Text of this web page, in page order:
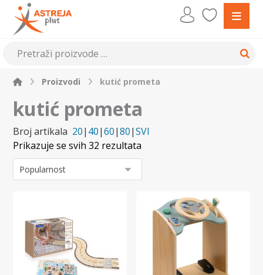
Proizvodi kutić prometa
kutić prometa
Broj artikala 20| 40|60|80|SVI
Prikazuje se svih 32 rezultata